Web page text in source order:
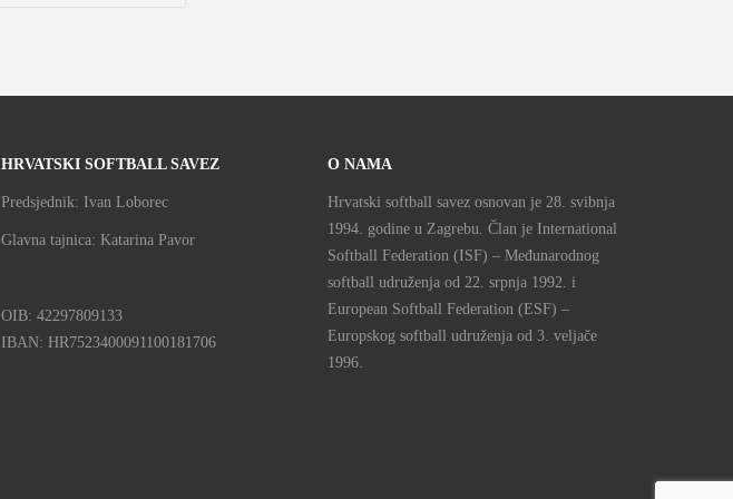
HRVATSKI SOFTBALL SAVEZ
Predsjednik: Ivan Loborec
Glavna tajnica: Katarina Pavor
OIB: 42297809133
IBAN: HR7523400091100181706
O NAMA
Hrvatski softball savez osnovan je 28. svibnja
1994. godine u Zagrebu. Član je International
Softball Federation (ISF) – Međunarodnog
softball udruženja od 22. srpnja 1992. i
European Softball Federation (ESF) –
Europskog softball udruženja od 3. veljače
1996.